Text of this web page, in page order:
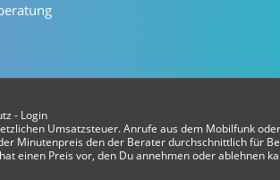
- Login
Umsatzsteuer. Anrufe aus dem Mobilfunk
Minutenpreis den der Berater durchschnittlich für
einen Preis vor, den Du annehmen oder ablehnen